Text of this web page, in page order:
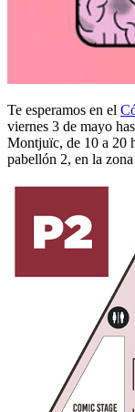
Te esperamos en el
viernes 3 de mayo
Montjuïc, de 10 a 20
pabellón 2, en la